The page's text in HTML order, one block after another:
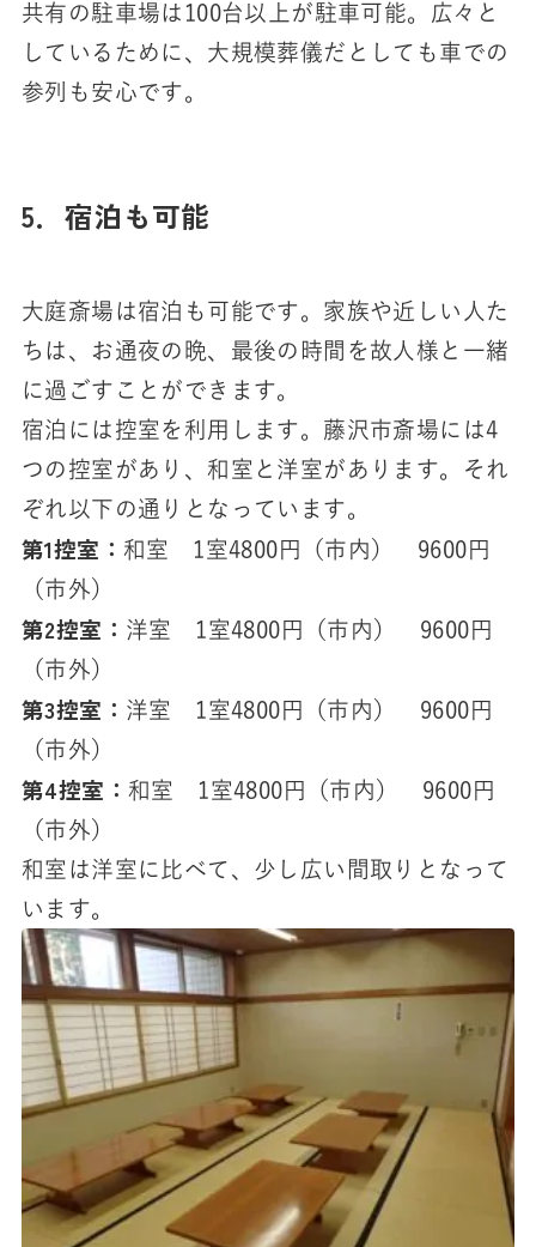
共有の駐車場は100台以上が駐車可能。広々と
しているために、大規模葬儀だとしても車での
参列も安心です。
5．宿泊も可能
大庭斎場は宿泊も可能です。家族や近しい人た
ちは、お通夜の晩、最後の時間を故人様と一緒
に過ごすことができます。
宿泊には控室を利用します。藤沢市斎場には4
つの控室があり、和室と洋室があります。それ
ぞれ以下の通りとなっています。
第1控室： 和室 1室4800円（市内） 9600円
（市外）
第2控室： 洋室 1室4800円（市内） 9600円
（市外）
第3控室： 洋室 1室4800円（市内） 9600円
（市外）
第4控室： 和室 1室4800円（市内） 9600円
（市外）
和室は洋室に比べて、少し広い間取りとなって
います。